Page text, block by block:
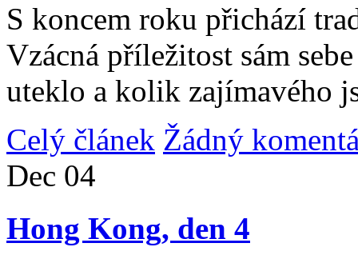
S koncem roku přichází
Vzácná příležitost sám
uteklo a kolik zajímavého
Celý článek Žádný
Dec 04
Hong Kong, den 4